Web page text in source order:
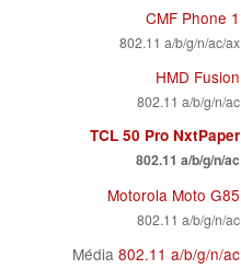
CMF Phone 1
802.11 a/b/g/n/ac/ax
HMD Fusion
802.11 a/b/g/n/ac
TCL 50 Pro NxtPaper
802.11 a/b/g/n/ac
Motorola Moto G85
802.11 a/b/g/n/ac
Média 802.11 a/b/g/n/ac